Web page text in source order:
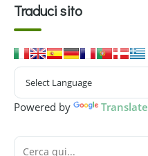
Traduci sito
Powered by Translate